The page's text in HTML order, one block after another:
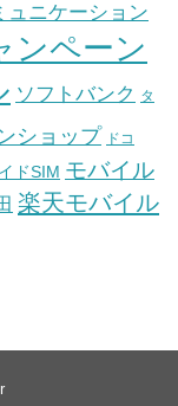
ュニケーション
ンペーン
ソフトバンク タ
ショップ ドコ
ドSIM モバイル
楽天モバイル